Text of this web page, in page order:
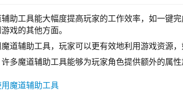
助工具能大幅度提高玩家的工作效率，如一键
戏的其他方面。
道辅助工具，玩家可以更有效地利用游戏资源
多魔道辅助工具能够为玩家角色提供额外的属性